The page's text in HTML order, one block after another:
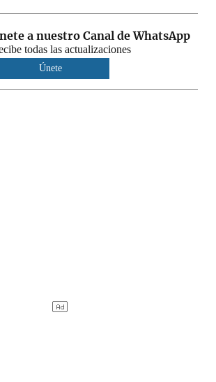
a nuestro Canal de WhatsApp
todas las actualizaciones
Únete